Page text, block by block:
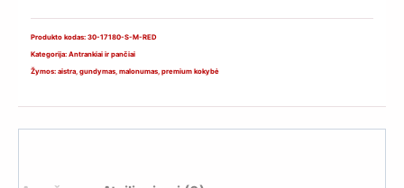
Produkto kodas: 30-17180-S-M-RED
Kategorija: Antrankiai ir pančiai
Žymos: aistra gundymas malonumas premium kokybė